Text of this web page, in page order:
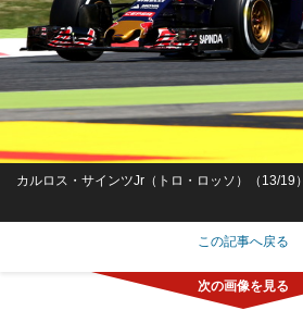
カルロス・サインツJr（トロ・ロッソ）（13/19）
この記事へ戻る